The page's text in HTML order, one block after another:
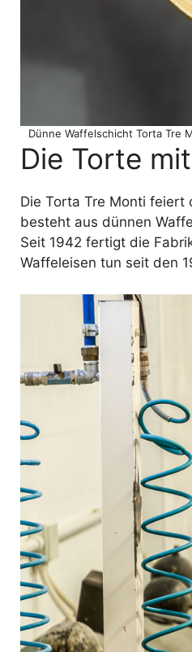
Dünne Waffelschicht Torta Tre
Die Torte
Die Torta Tre Monti feiert
besteht aus dünnen
Seit 1942 fertigt die
Waffeleisen tun seit den